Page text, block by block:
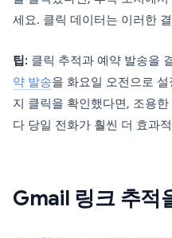
세요. 클릭 데이터는 이러한
팁: 클릭 추적과 예약 발송을
약 발송을 화요일 오전으로
지 클릭을 확인했다면, 조용
다 당일 전화가 훨씬 더 효과
Gmail 링크 추적